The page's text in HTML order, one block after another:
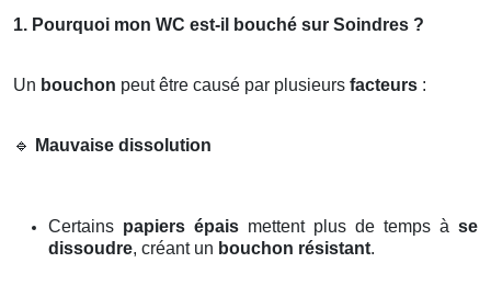
1. Pourquoi mon WC est-il bouché sur Soindres ?
Un bouchon peut être causé par plusieurs facteurs :
🔹 Mauvaise dissolution
Certains papiers épais mettent plus de temps à se
dissoudre, créant un bouchon résistant.